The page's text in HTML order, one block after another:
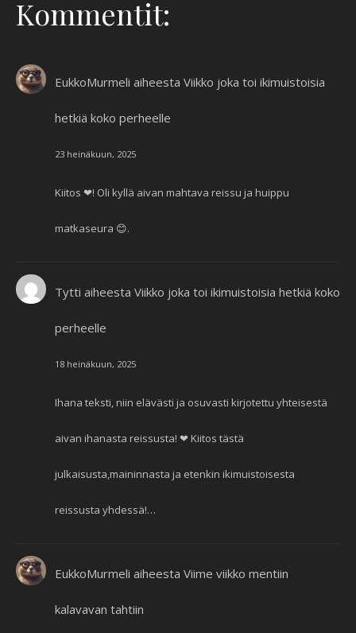
Kommentit:
EukkoMurmeli aiheesta Viikko joka toi ikimuistoisia
hetkiä koko perheelle
23 heinäkuun, 2025
Kiitos ❤! Oli kyllä aivan mahtava reissu ja huippu
matkaseura 😊.
Tytti aiheesta Viikko joka toi ikimuistoisia hetkiä koko
perheelle
18 heinäkuun, 2025
Ihana teksti, niin elävästi ja osuvasti kirjotettu yhteisestä
aivan ihanasta reissusta! ❤ Kiitos tästä
julkaisusta,maininnasta ja etenkin ikimuistoisesta
reissusta yhdessä!…
EukkoMurmeli aiheesta Viime viikko mentiin
kalavavan tahtiin